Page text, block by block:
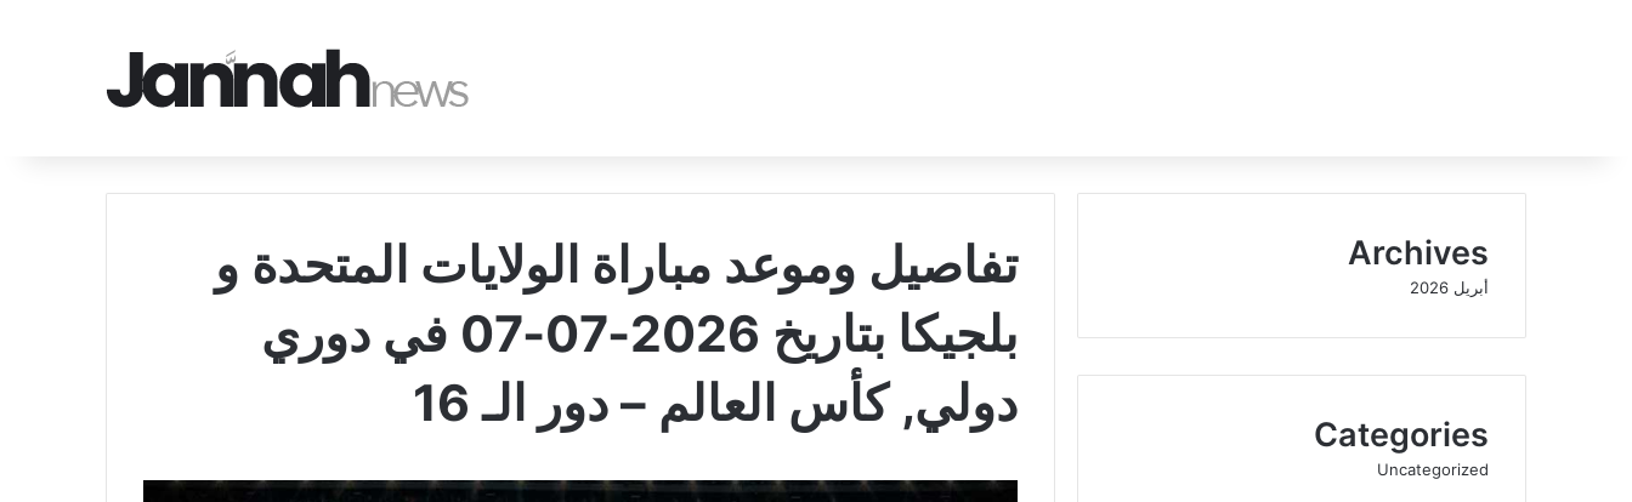
تفاصيل وموعد مباراة الولايات المتحدة و
بلجيكا بتاريخ 2026-07-07 في دوري
دولي, كأس العالم – دور الـ 16
Archives
أبريل 2026
Categories
Uncategorized